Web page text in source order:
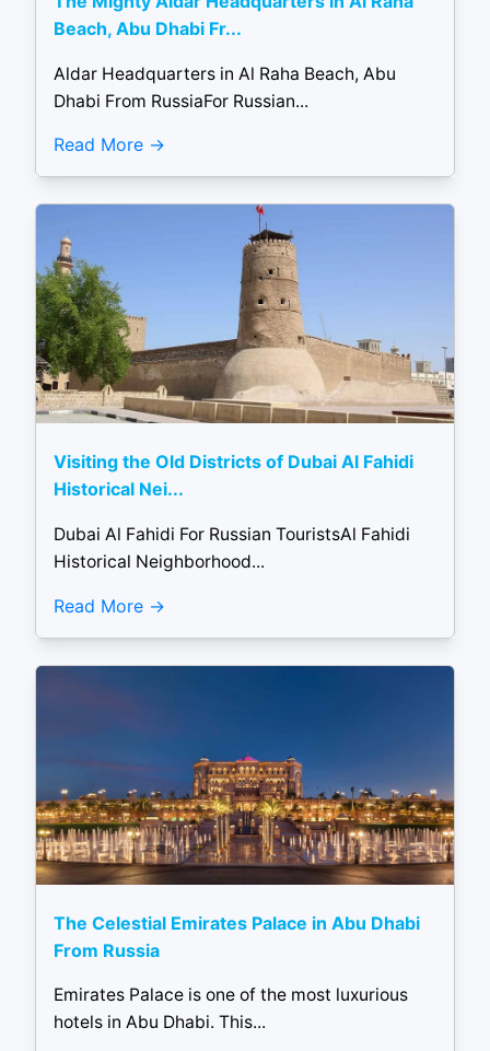
Beach, Abu Dhabi Fr...
Aldar Headquarters in Al Raha Beach, Abu
Dhabi From RussiaFor Russian...
Read More
Visiting the Old Districts of Dubai Al Fahidi
Historical Nei...
Dubai Al Fahidi For Russian TouristsAl Fahidi
Historical Neighborhood...
Read More
The Celestial Emirates Palace in Abu Dhabi
From Russia
Emirates Palace is one of the most luxurious
hotels in Abu Dhabi. This...